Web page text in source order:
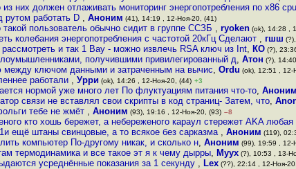
из них должен отлаживать мониторинг энергопотребления по x86
рутом работать D , Аноним (41), 14:19 , 12-Ноя-20, (41)
такой пользователь обычно сидит в группе ССЗБ , ryoken (ok), 14:28 ,
колебания энергопотребления с частотой 20кГц Сделают , гшш
и так 1 Вау - можно извлечь RSA ключ из Int, КО (?),
получившими привилегированный д, Атон (?),
между ключом данными и затраченным на вычис, Ordu (ok), 12:51 , 12-
работали , Урри (ok), 14:26 , 12-Ноя-20, (44) +3
нормой уже много лет По флуктуациям питания что-то, Аноним
связи не вставлял свои скрипты в код страниц- Затем, что,
тебе не жмёт , Аноним (93), 19:16 , 12-Ноя-20, (93) –8
кто хошь бережет, а небереженого караул стережет AKA
1и ещё штаны свинцовые, а то всякое без сарказма , Аноним (119),
компьютер По-другому никак, и сколько н, Аноним (99), 19:59 , 12-
термодинамика и все такое эт я к чему дырры, Myyx (?), 10:53 , 13-
усреднённые показания за 1 секунду , Lex (??), 22:14 , 12-Ноя-